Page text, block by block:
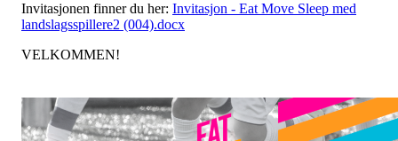
Invitasjonen finner du her: Invitasjon - Eat Move Sleep med
landslagsspillere2 (004).docx
VELKOMMEN!